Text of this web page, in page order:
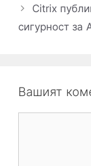
Citrix
сигурност за
Вашият